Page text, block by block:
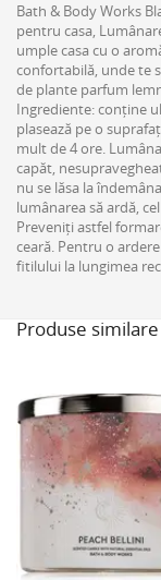
Bath & Body Works
pentru casa,
umple casa cu o
confortabilă, unde te
de plante parfum
Ingrediente: conține
plasează pe o
mult de 4 ore.
capăt,
nu se lăsa la
lumânarea să ardă,
Preveniți astfel
ceară. Pentru o
fitilului la lungimea
Produse similare